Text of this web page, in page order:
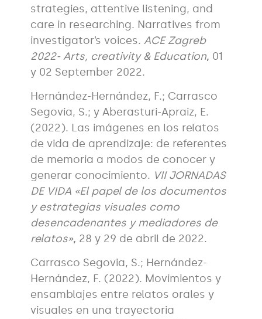
strategies, attentive listening, and
care in researching. Narratives from
investigator’s voices.ACE Zagreb
2022- Arts, creativity & Education, 01
y 02 September 2022.
Hernández-Hernández, F.; Carrasco
Segovia, S.; y Aberasturi-Apraiz, E.
(2022). Las imágenes en los relatos
de vida de aprendizaje: de referentes
de memoria a modos de conocer y
generar conocimiento. VII JORNADAS
DE VIDA «El papel de los documentos
y estrategias visuales como
desencadenantes y mediadores de
relatos», 28 y 29 de abril de 2022.
Carrasco Segovia, S.; Hernández-
Hernández, F. (2022). Movimientos y
ensamblajes entre relatos orales y
visuales en una trayectoria